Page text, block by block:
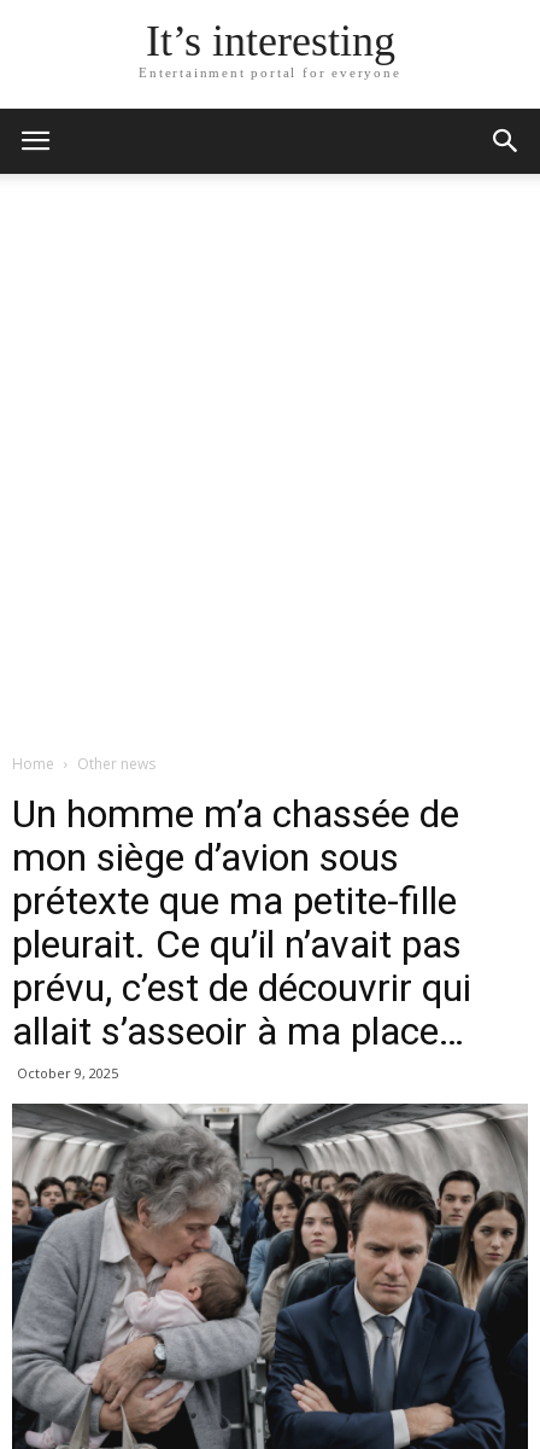
It’s interesting
Entertainment portal for everyone
Home Other news
Un homme m’a chassée de
mon siège d’avion sous
prétexte que ma petite-fille
pleurait. Ce qu’il n’avait pas
prévu, c’est de découvrir qui
allait s’asseoir à ma place…
October 9, 2025